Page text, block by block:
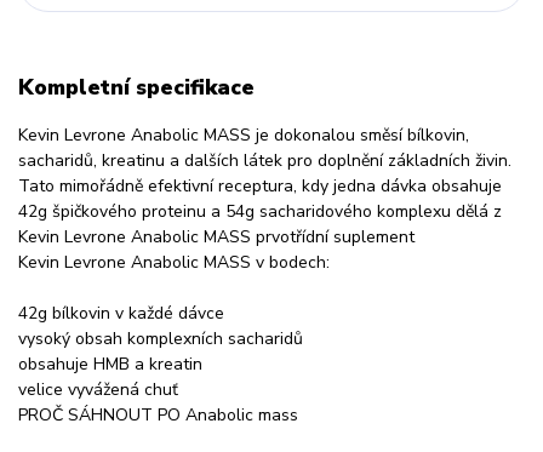
Kompletní specifikace
Kevin Levrone Anabolic MASS je dokonalou směsí bílkovin,
sacharidů, kreatinu a dalších látek pro doplnění základních živin.
Tato mimořádně efektivní receptura, kdy jedna dávka obsahuje
42g špičkového proteinu a 54g sacharidového komplexu dělá z
Kevin Levrone Anabolic MASS prvotřídní suplement
Kevin Levrone Anabolic MASS v bodech:
42g bílkovin v každé dávce
vysoký obsah komplexních sacharidů
obsahuje HMB a kreatin
velice vyvážená chuť
PROČ SÁHNOUT PO Anabolic mass